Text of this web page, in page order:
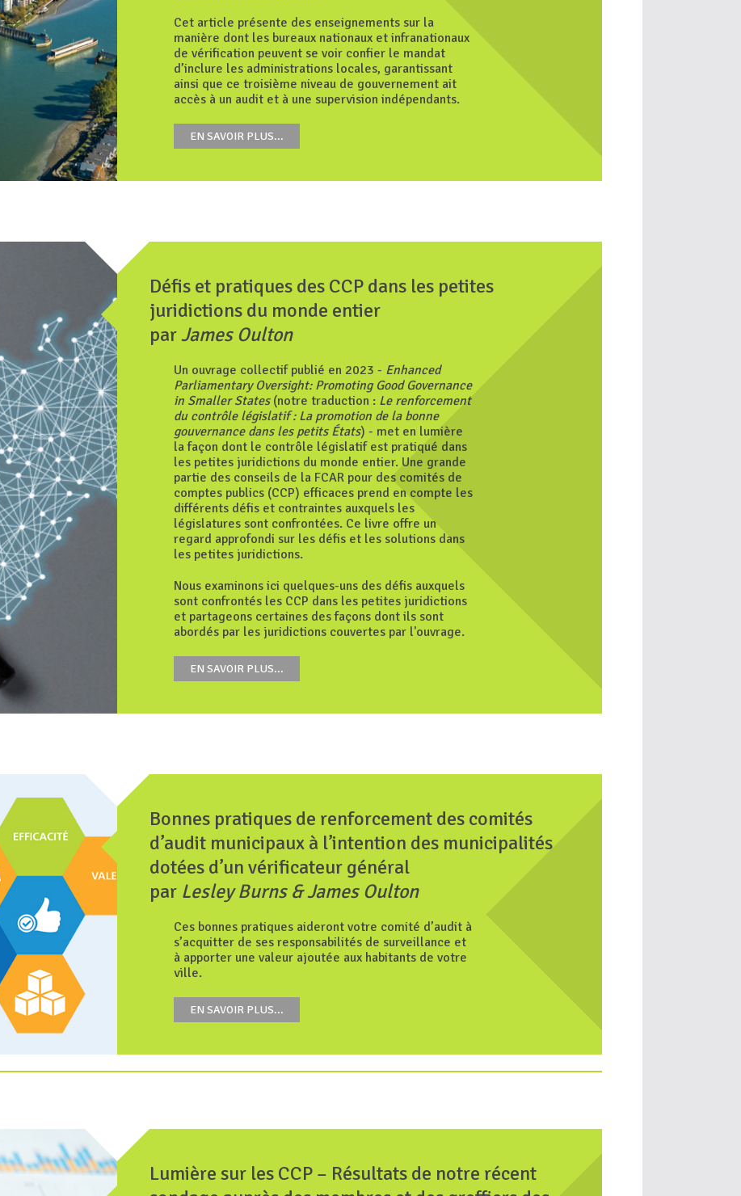
Cet article présente des enseignements sur la
manière dont les bureaux nationaux et infranationaux
de vérification peuvent se voir confier le mandat
d’inclure les administrations locales, garantissant
ainsi que ce troisième niveau de gouvernement ait
accès à un audit et à une supervision indépendants.
EN SAVOIR PLUS...
Défis et pratiques des CCP dans les petites
juridictions du monde entier
parJames Oulton
Un ouvrage collectif publié en 2023 - Enhanced
Parliamentary Oversight: Promoting Good Governance
in Smaller States(notre traduction : Le renforcement
du contrôle législatif : La promotion de la bonne
gouvernance dans les petits États) - met en lumière
la façon dont le contrôle législatif est pratiqué dans
les petites juridictions du monde entier. Une grande
partie des conseils de la FCAR pour des comités de
comptes publics (CCP) efficaces prend en compte les
différents défis et contraintes auxquels les
législatures sont confrontées. Ce livre offre un
regard approfondi sur les défis et les solutions dans
les petites juridictions.
Nous examinons ici quelques-uns des défis auxquels
sont confrontés les CCP dans les petites juridictions
et partageons certaines des façons dont ils sont
abordés par les juridictions couvertes par l'ouvrage.
EN SAVOIR PLUS...
Bonnes pratiques de renforcement des comités
d’audit municipaux à l’intention des municipalités
dotées d’un vérificateur général
par Lesley Burns & James Oulton
Ces bonnes pratiques aideront votre comité d’audit à
s’acquitter de ses responsabilités de surveillance et
à apporter une valeur ajoutée aux habitants de votre
ville.
EN SAVOIR PLUS...
Lumière sur les CCP – Résultats de notre récent